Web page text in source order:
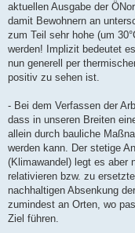
aktuellen Ausgabe der
damit Bewohnern an
zum Teil sehr hohe (um
werden! Implizit bedeutet
nun generell per
positiv zu sehen ist.
- Bei dem Verfassen der
dass in unseren Breiten
allein durch bauliche
werden kann. Der stetige
(Klimawandel) legt es aber
relativieren bzw. zu
nachhaltigen Absenkung
zumindest an Orten, wo
Ziel führen.